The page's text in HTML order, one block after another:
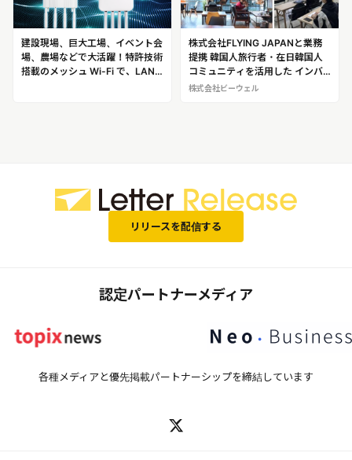
建設現場、巨大工場、イベント会
場、農場などで大活躍！特許技術
搭載のメッシュ Wi-Fi で、LAN
株式会社FLYING JAPANと業務
提携 韓国人旅行者・在日韓国人
コミュニティを活用した インバ
ウンドマーケティング支援を強化
株式会社ビーウェル
リリースを配信する
認定パートナーメディア
各種メディアと優先掲載パートナーシップを締結しています